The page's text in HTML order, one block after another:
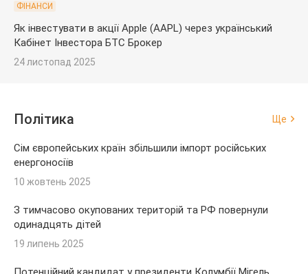
ФІНАНСИ
Як інвестувати в акції Apple (AAPL) через український
Кабінет Інвестора БТС Брокер
24 листопад 2025
Політика Ще
Сім європейських країн збільшили імпорт російських
енергоносіїв
10 жовтень 2025
З тимчасово окупованих територій та РФ повернули
одинадцять дітей
19 липень 2025